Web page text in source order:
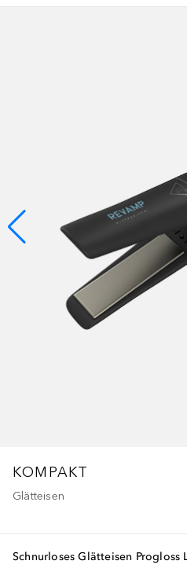
KOMPAKT
Glätteisen
Schnurloses Glätteisen Progloss